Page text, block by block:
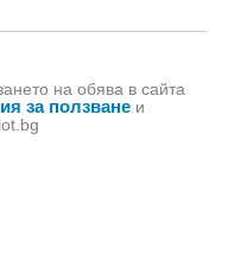
на обява в сайта
за ползванеи